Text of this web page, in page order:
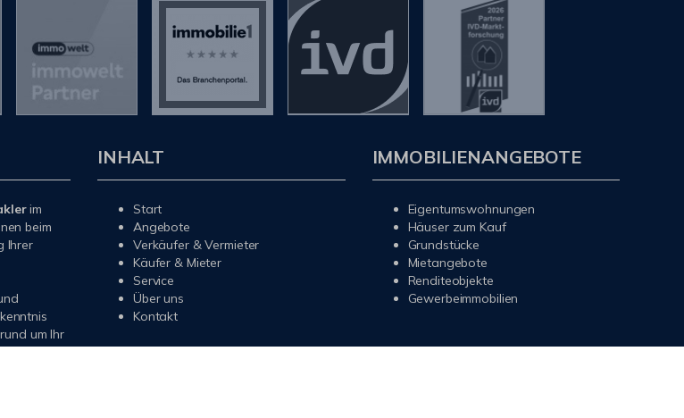
im
beim
Ihrer
um Ihr
Sieg-
INHALT
Start
Angebote
Verkäufer & Vermieter
Käufer & Mieter
Service
Über uns
Kontakt
IMMOBILIENANGEBOTE
Eigentumswohnungen
Häuser zum Kauf
Grundstücke
Mietangebote
Renditeobjekte
Gewerbeimmobilien